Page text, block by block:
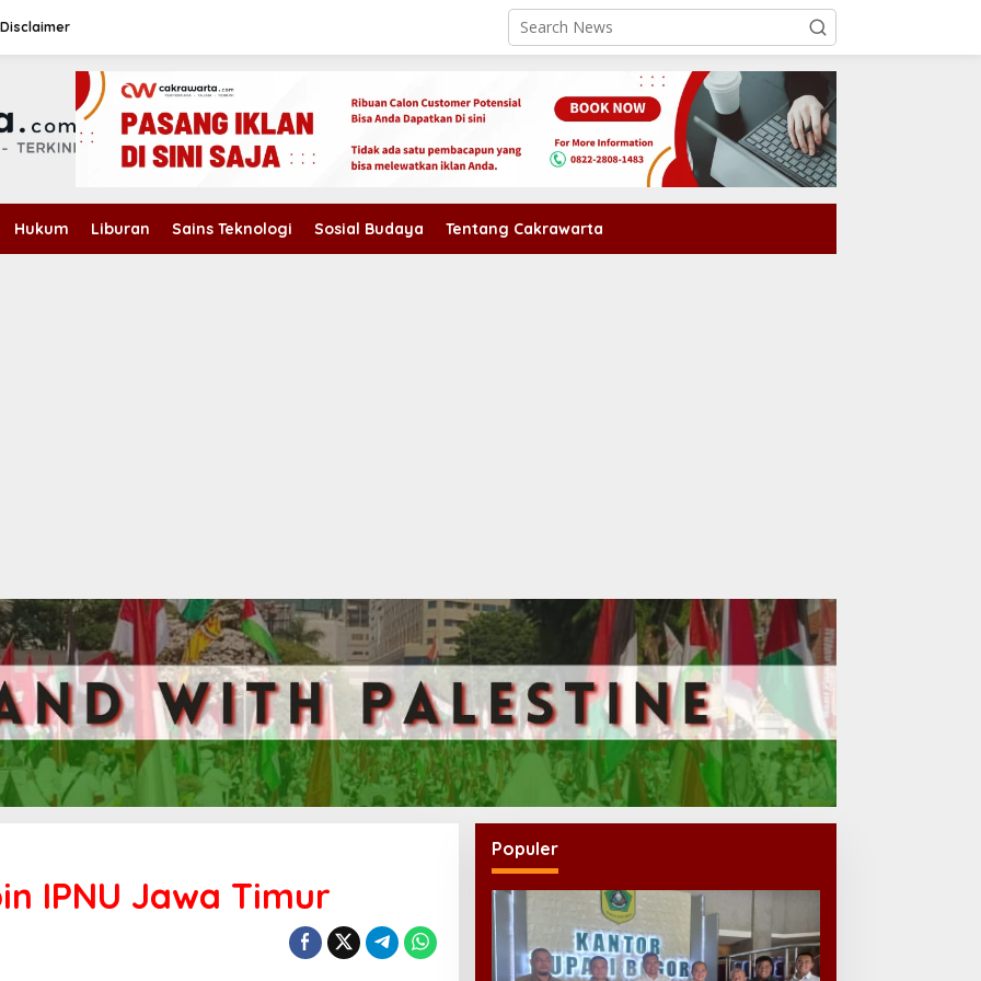
Disclaimer
Hukum Liburan Sains Teknologi Sosial Budaya Tentang Cakrawarta
IPNU Jawa Timur
Populer